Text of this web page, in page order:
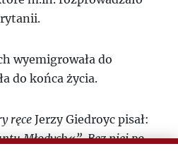
wyemigrowała do
do końca życia.
ręceJerzy Giedroyc pisał:
Młodych«”. Bez niej po